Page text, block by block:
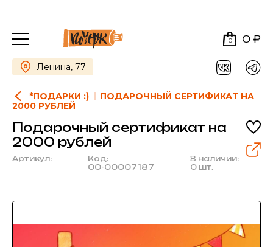
0 0 ₽
Ленина, 77
*ПОДАРКИ :)
ПОДАРОЧНЫЙ СЕРТИФИКАТ НА
2000 РУБЛЕЙ
Подарочный сертификат на
2000 рублей
Артикул:
Код:
00-00007187
В наличии:
0 шт.